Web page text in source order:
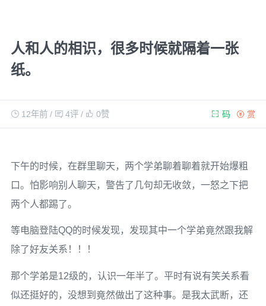
人和人的相识，很多时候就隔着一张
纸。
12年前/ 4评/ 0赞 赏
码
下午的时候，在群里聊天，两个学弟聊着聊着就开始爆粗
口。怕影响别人聊天，警告了几句却无收敛，一怒之下把
两个人都踢了。
等电脑登陆QQ的时候发现，发现其中一个学弟竟然跟我解
除了好友关系！！！
那个学弟是12级的，认识一年半了。平时有说有笑关系看
似还挺好的，没想到竟然做出了这种事。是我太武断，还